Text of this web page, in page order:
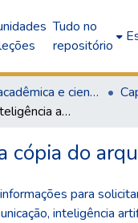
Tudo no
repositório
Produção acadêmica e científica
Comunicação, inteligência artificial e desigualdades sociais: debates desde o percurso formativo
cópia do
para
inteligência